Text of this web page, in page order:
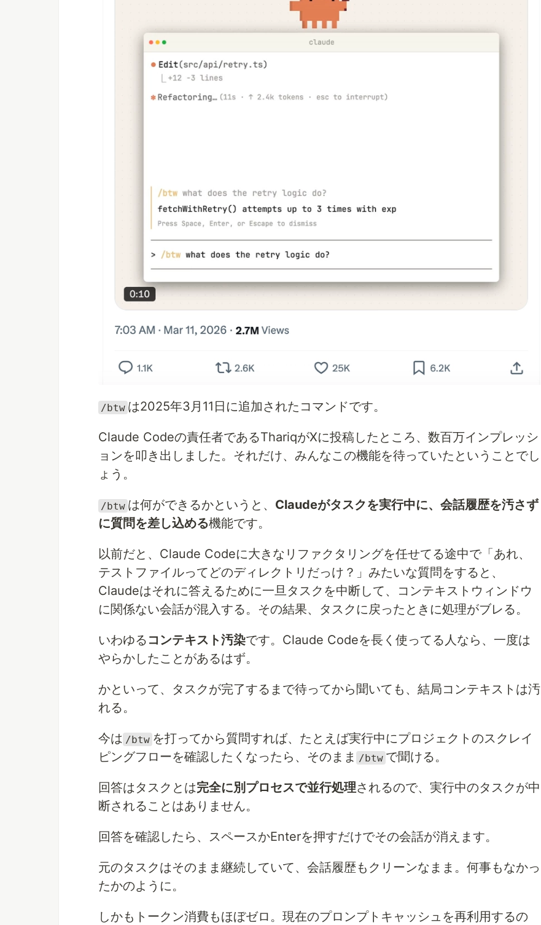
/btw は2025年3月11日に追加されたコマンドです。
Claude Codeの責任者であるThariqがXに投稿したところ、数百万インプレッシ
ョンを叩き出しました。それだけ、みんなこの機能を待っていたということでし
ょう。
/btw は何ができるかというと、 Claudeがタスクを実行中に、会話履歴を汚さず
に質問を差し込める機能です。
以前だと、Claude Codeに大きなリファクタリングを任せてる途中で「あれ、
テストファイルってどのディレクトリだっけ？」みたいな質問をすると、
Claudeはそれに答えるために一旦タスクを中断して、コンテキストウィンドウ
に関係ない会話が混入する。その結果、タスクに戻ったときに処理がブレる。
いわゆる コンテキスト汚染です。Claude Codeを長く使ってる人なら、一度は
やらかしたことがあるはず。
かといって、タスクが完了するまで待ってから聞いても、結局コンテキストは汚
れる。
今は /btw を打ってから質問すれば、たとえば実行中にプロジェクトのスクレイ
ピングフローを確認したくなったら、そのまま /btw で聞ける。
回答はタスクとは完全に別プロセスで並行処理されるので、実行中のタスクが中
断されることはありません。
回答を確認したら、スペースかEnterを押すだけでその会話が消えます。
元のタスクはそのまま継続していて、会話履歴もクリーンなまま。何事もなかっ
たかのように。
しかもトークン消費もほぼゼロ。現在のプロンプトキャッシュを再利用するの